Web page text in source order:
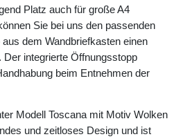
Platz auch für große A4
Sie bei uns den passenden
dem Wandbriefkasten einen
integrierte Öffnungsstopp
beim Entnehmen der
Modell Toscana mit Motiv Wolken
und zeitloses Design und ist